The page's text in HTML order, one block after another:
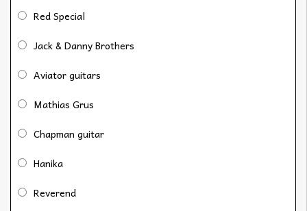
Red Special
Jack & Danny Brothers
Aviator guitars
Mathias Grus
Chapman guitar
Hanika
Reverend